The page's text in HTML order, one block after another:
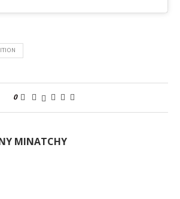
0
MINATCHY